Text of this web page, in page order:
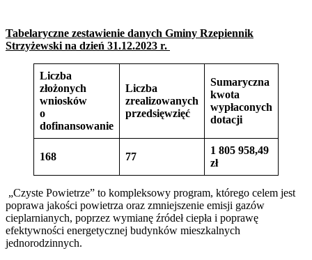
Tabelaryczne zestawienie danych Gminy Rzepiennik
Strzyżewski na dzień 31.12.2023 r.
Liczba
złożonych
wniosków
o
dofinansowanie
Liczba
zrealizowanych
przedsięwzięć
Sumaryczna
kwota
wypłaconych
dotacji
168 77
1 805 958,49
zł
„Czyste Powietrze” to kompleksowy program, którego celem jest
poprawa jakości powietrza oraz zmniejszenie emisji gazów
cieplarnianych, poprzez wymianę źródeł ciepła i poprawę
efektywności energetycznej budynków mieszkalnych
jednorodzinnych.